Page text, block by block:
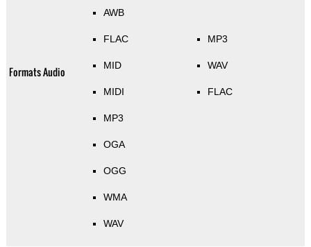
Formats Audio
AWB
FLAC
MID
MIDI
MP3
OGA
OGG
WMA
WAV
MP3
WAV
FLAC